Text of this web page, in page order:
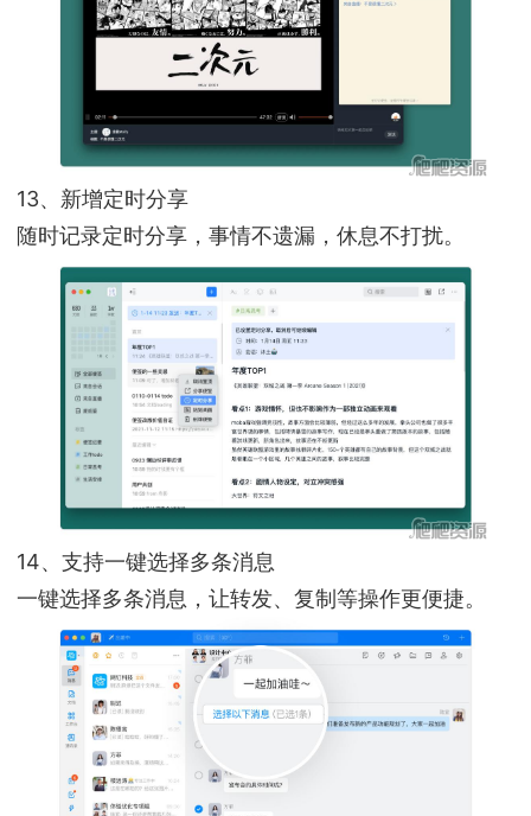
13、新增定时分享
随时记录定时分享，事情不遗漏，休息不打扰。
14、支持一键选择多条消息
一键选择多条消息，让转发、复制等操作更便捷。